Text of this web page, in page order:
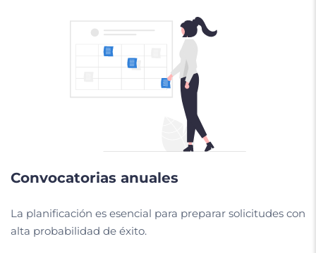
Convocatorias anuales
La planificación es esencial para preparar solicitudes con
alta probabilidad de éxito.